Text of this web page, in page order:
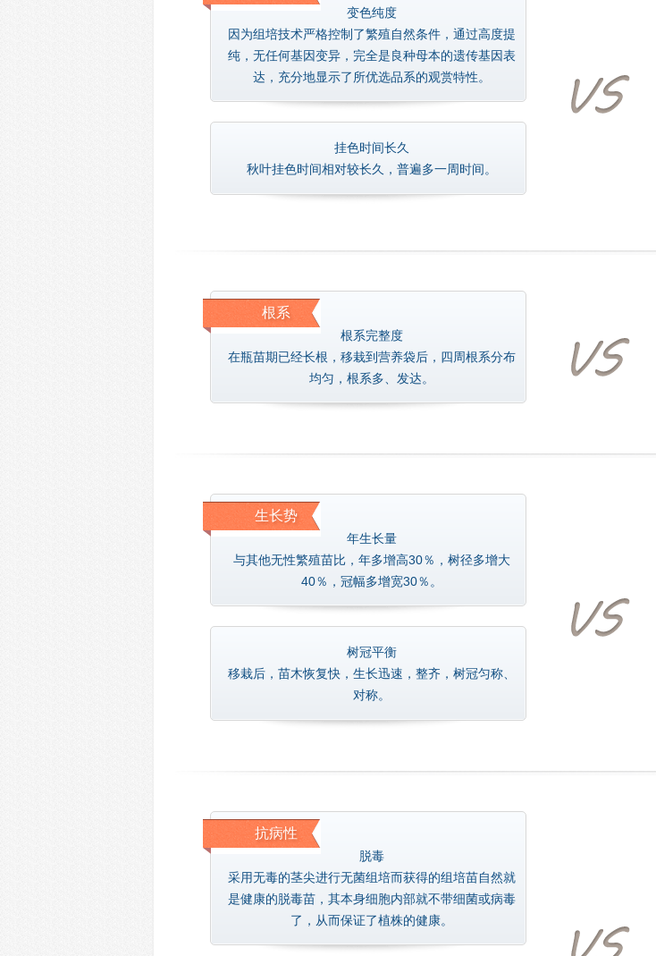
变色纯度
因为组培技术严格控制了繁殖自然条件，通过高度提
纯，无任何基因变异，完全是良种母本的遗传基因表
达，充分地显示了所优选品系的观赏特性。
挂色时间长久
秋叶挂色时间相对较长久，普遍多一周时间。
根系
根系完整度
在瓶苗期已经长根，移栽到营养袋后，四周根系分布
均匀，根系多、发达。
生长势
年生长量
与其他无性繁殖苗比，年多增高30％，树径多增大
40％，冠幅多增宽30％。
树冠平衡
移栽后，苗木恢复快，生长迅速，整齐，树冠匀称、
对称。
抗病性
脱毒
采用无毒的茎尖进行无菌组培而获得的组培苗自然就
是健康的脱毒苗，其本身细胞内部就不带细菌或病毒
了，从而保证了植株的健康。